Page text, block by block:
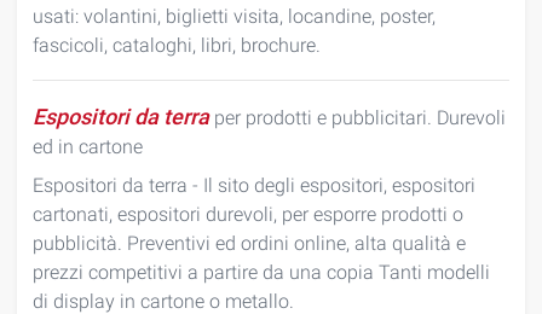
usati: volantini, biglietti visita, locandine, poster,
fascicoli, cataloghi, libri, brochure.
Espositori da terraper prodotti e pubblicitari. Durevoli
ed in cartone
Espositori da terra - Il sito degli espositori, espositori
cartonati, espositori durevoli, per esporre prodotti o
pubblicità. Preventivi ed ordini online, alta qualità e
prezzi competitivi a partire da una copia Tanti modelli
di display in cartone o metallo.